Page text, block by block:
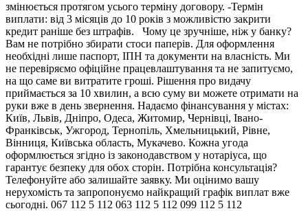
змінюється протягом усього терміну договору. -Термін
виплати: від 3 місяців до 10 років з можливістю закрити
кредит раніше без штрафів. Чому це зручніше, ніж у банку?
Вам не потрібно збирати стоси паперів. Для оформлення
необхідні лише паспорт, ІПН та документи на власність. Ми
не перевіряємо офіційне працевлаштування та не запитуємо,
на що саме ви витратите гроші. Рішення про видачу
приймається за 10 хвилин, а всю суму ви можете отримати на
руки вже в день звернення. Надаємо фінансування у містах:
Київ, Львів, Дніпро, Одеса, Житомир, Чернівці, Івано-
Франківськ, Ужгород, Тернопіль, Хмельницький, Рівне,
Вінниця, Київська область, Мукачево. Кожна угода
оформлюється згідно із законодавством у нотаріуса, що
гарантує безпеку для обох сторін. Потрібна консультація?
Телефонуйте або залишайте заявку. Ми оцінимо вашу
нерухомість та запропонуємо найкращий графік виплат вже
сьогодні. 067 112 5 112 063 112 5 112 099 112 5 112